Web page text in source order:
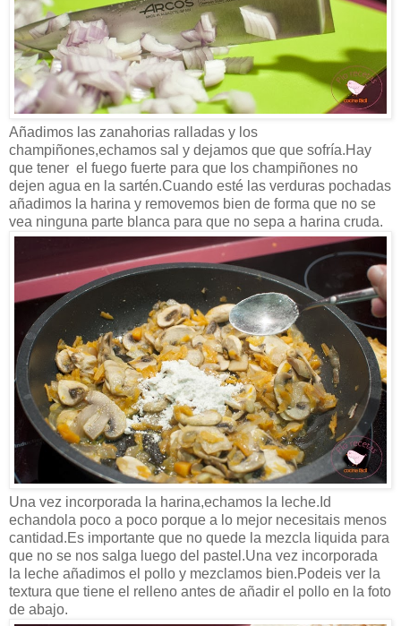
Añadimos las zanahorias ralladas y los
champiñones,echamos sal y dejamos que que sofría.Hay
que tener el fuego fuerte para que los champiñones no
dejen agua en la sartén.Cuando esté las verduras pochadas
añadimos la harina y removemos bien de forma que no se
vea ninguna parte blanca para que no sepa a harina cruda.
Una vez incorporada la harina,echamos la leche.Id
echandola poco a poco porque a lo mejor necesitais menos
cantidad.Es importante que no quede la mezcla liquida para
que no se nos salga luego del pastel.Una vez incorporada
la leche añadimos el pollo y mezclamos bien.Podeis ver la
textura que tiene el relleno antes de añadir el pollo en la foto
de abajo.